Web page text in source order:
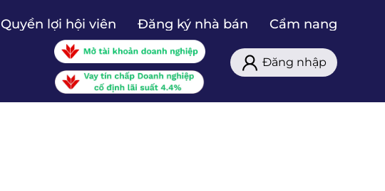
Quyền lợi hội viên Đăng ký nhà bán Cẩm nang
Đăng nhập